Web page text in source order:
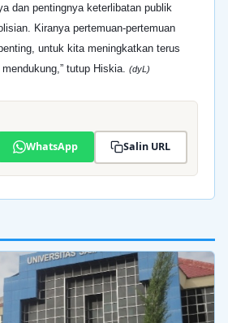
dan pentingnya keterlibatan publik
Kiranya pertemuan-pertemuan
untuk kita meningkatkan terus
tutup Hiskia.
(dyL)
WhatsApp Salin URL